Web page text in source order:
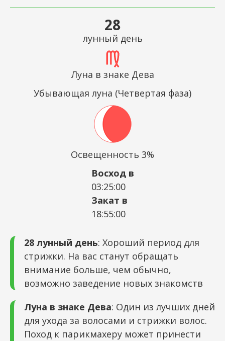
28
лунный день
Луна в знаке Дева
Убывающая луна (Четвертая фаза)
Освещенность 3%
Восход в
03:25:00
Закат в
18:55:00
28 лунный день: Хороший период для
стрижки. На вас станут обращать
внимание больше, чем обычно,
возможно заведение новых знакомств
Луна в знаке Дева: Один из лучших дней
для ухода за волосами и стрижки волос.
Поход к парикмахеру может принести